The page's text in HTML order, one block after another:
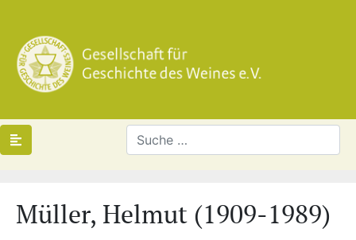
Müller, Helmut (1909-1989)